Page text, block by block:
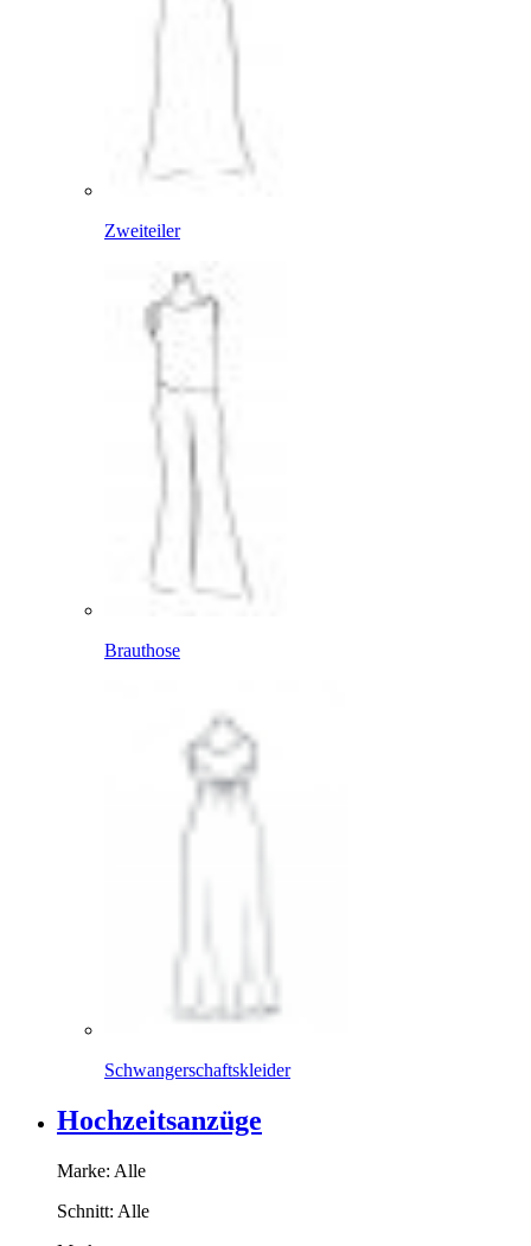
Zweiteiler
Brauthose
Schwangerschaftskleider
Hochzeitsanzüge
Marke: Alle
Schnitt: Alle